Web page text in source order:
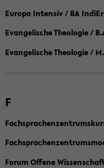
Europa Intensiv / BA
Evangelische Theologie /
Evangelische Theologie /
F
Forum Offene